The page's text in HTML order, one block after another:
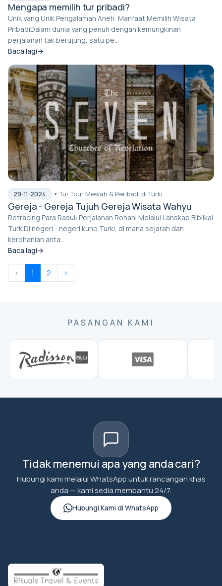
Mengapa memilih tur pribadi?
Unik yang Unik Pengalaman Aneh: Manfaat Memilih Wisata
PribadiDalam dunia yang penuh dengan kemungkinan
perjalanan tak berujung, satu pe...
Baca lagi
29-11-2024 Tur Tour Mewah & Peribadi di Turki
Gereja - Gereja Tujuh Gereja Wisata Wahyu
Retracing Para Rasul: Perjalanan Rohani Melalui Lanskap Biblikal
TurkiDi negeri - negeri kuno Turki, di mana sejarah dan
kerohanian anta...
Baca lagi
‹ 1 2 ›
PASANGAN KAMI
Tidak menemui apa yang anda cari?
Hubungi kami melalui WhatsApp untuk rancangan khas
anda — kami sedia membantu 24/7.
Hubungi Kami di WhatsApp